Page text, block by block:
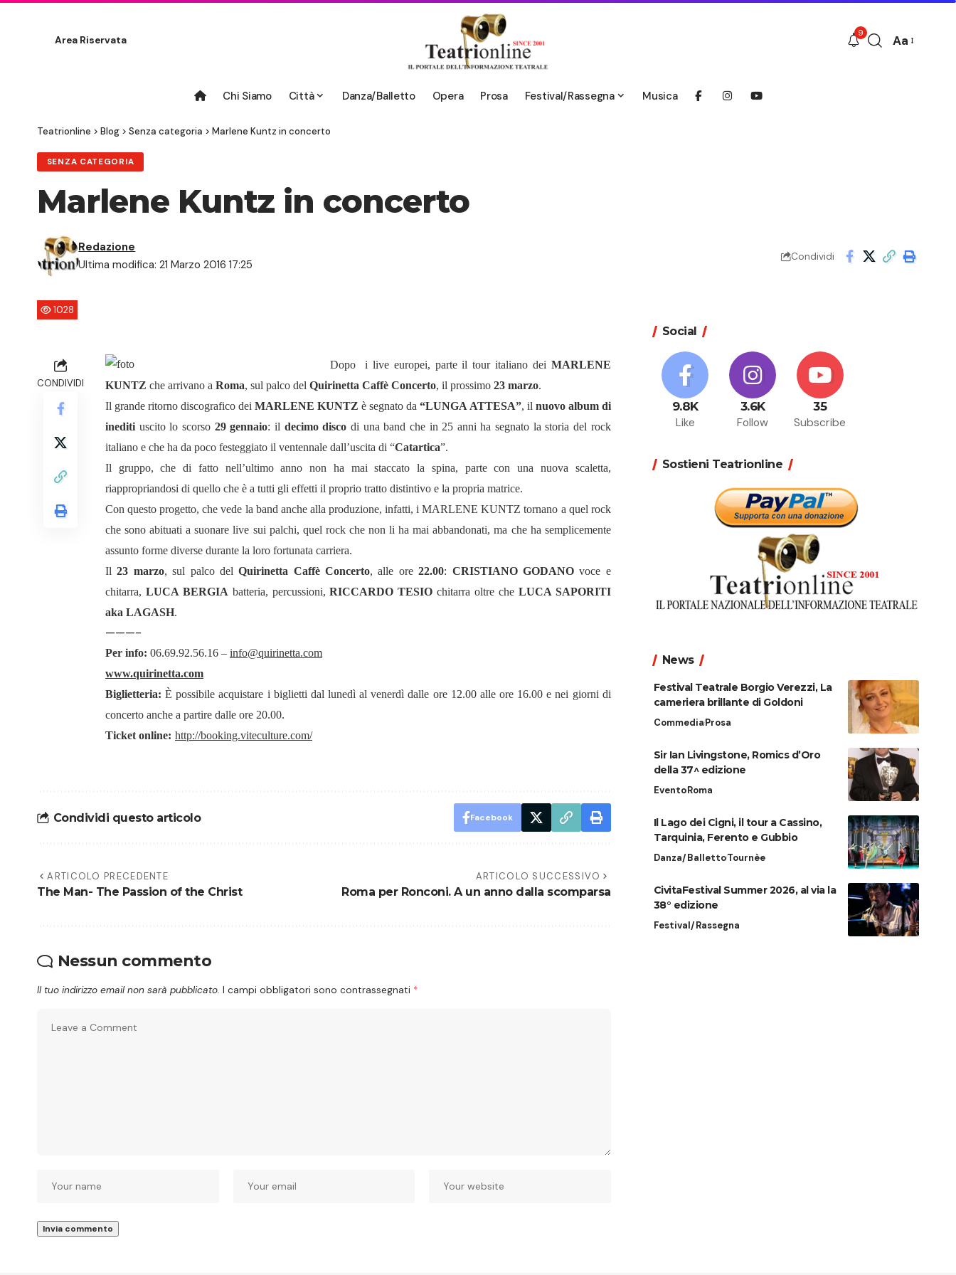
Area Riservata
9
Font
Aa
Chi Siamo Città Danza/Balletto Opera Prosa Festival/Rassegna Musica
Teatrionline > Blog > Senza categoria > Marlene Kuntz in concerto
SENZA CATEGORIA
Marlene Kuntz in concerto
Ultima modifica: 21 Marzo 2016 17:25
Redazione
Condividi
1028
CONDIVIDI
Dopo i live europei, parte il tour italiano dei MARLENE
KUNTZ che arrivano a Roma, sul palco del Quirinetta Caffè Concerto, il prossimo 23 marzo.
Il grande ritorno discografico deiMARLENE KUNTZ è segnato da“LUNGA ATTESA”, il nuovo album di
inediti uscito lo scorso29 gennaio: il decimo disco di una band che in 25 anni ha segnato la storia del rock
italiano e che ha da poco festeggiato il ventennale dall’uscita di “Catartica”.
Il gruppo, che di fatto nell’ultimo anno non ha mai staccato la spina, parte con una nuova scaletta,
riappropriandosi di quello che è a tutti gli effetti il proprio tratto distintivo e la propria matrice.
Con questo progetto, che vede la band anche alla produzione, infatti, i MARLENE KUNTZ tornano a quel rock
che sono abituati a suonare live sui palchi, quel rock che non li ha mai abbandonati, ma che ha semplicemente
assunto forme diverse durante la loro fortunata carriera.
Il23 marzo, sul palco delQuirinetta Caffè Concerto, alle ore22.00: CRISTIANO GODANO voce e
chitarra, LUCA BERGIA batteria, percussioni,RICCARDO TESIO chitarra oltre che LUCA SAPORITI
aka LAGASH.
———-
Per info: 06.69.92.56.16 – info@quirinetta.com
www.quirinetta.com
Biglietteria:È possibile acquistare i biglietti dal lunedì al venerdì dalle ore 12.00 alle ore 16.00 e nei giorni di
concerto anche a partire dalle ore 20.00.
Ticket online: http://booking.viteculture.com/
Condividi questo articolo Facebook
ARTICOLO PRECEDENTE
The Man- The Passion of the Christ
ARTICOLO SUCCESSIVO
Roma per Ronconi. A un anno dalla scomparsa
Nessun commento
Il tuo indirizzo email non sarà pubblicato. I campi obbligatori sono contrassegnati *
Social
9.8K
Like
3.6K
Follow
35
Subscribe
Sostieni Teatrionline
News
Festival Teatrale Borgio Verezzi, La
cameriera brillante di Goldoni
CommediaProsa
Sir Ian Livingstone, Romics d’Oro
della 37^ edizione
EventoRoma
Il Lago dei Cigni, il tour a Cassino,
Tarquinia, Ferento e Gubbio
Danza/BallettoTournèe
CivitaFestival Summer 2026, al via la
38° edizione
Festival/Rassegna